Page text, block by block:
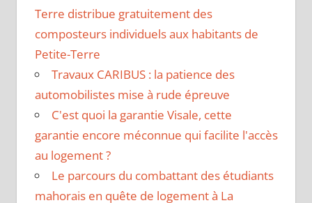
Terre distribue gratuitement des
composteurs individuels aux habitants de
Petite-Terre
Travaux CARIBUS : la patience des
automobilistes mise à rude épreuve
C'est quoi la garantie Visale, cette
garantie encore méconnue qui facilite l'accès
au logement ?
Le parcours du combattant des étudiants
mahorais en quête de logement à La